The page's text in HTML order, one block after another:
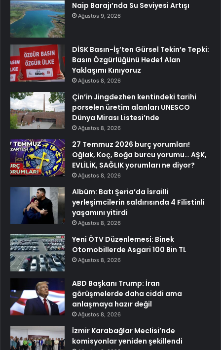
Naip Barajı’nda Su Seviyesi Artışı
Ağustos 9, 2026
DİSK Basın-İş’ten Gürsel Tekin’e Tepki:
Basın Özgürlüğünü Hedef Alan
Yaklaşımı Kınıyoruz
Ağustos 8, 2026
Çin’in Jingdezhen kentindeki tarihi
porselen üretim alanları UNESCO
Dünya Mirası Listesi’nde
Ağustos 8, 2026
27 Temmuz 2026 burç yorumları!
Oğlak, Koç, Boğa burcu yorumu… AŞK,
EVLİLİK, SAĞLIK yorumları ne diyor?
Ağustos 8, 2026
Albüm: Batı Şeria’da İsrailli
yerleşimcilerin saldırısında 4 Filistinli
yaşamını yitirdi
Ağustos 8, 2026
Yeni ÖTV Düzenlemesi: Binek
Otomobillerde Asgari 100 Bin TL
Ağustos 8, 2026
ABD Başkanı Trump: İran
görüşmelerde daha ciddi ama
anlaşmaya hazır değil
Ağustos 8, 2026
İzmir Karabağlar Meclisi’nde
komisyonlar yeniden şekillendi